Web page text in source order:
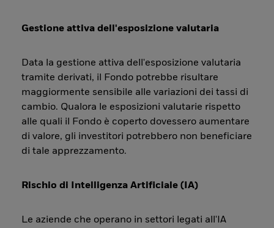
Gestione attiva dell'esposizione valutaria
Data la gestione attiva dell'esposizione valutaria
tramite derivati, il Fondo potrebbe risultare
maggiormente sensibile alle variazioni dei tassi di
cambio. Qualora le esposizioni valutarie rispetto
alle quali il Fondo è coperto dovessero aumentare
di valore, gli investitori potrebbero non beneficiare
di tale apprezzamento.
Rischio di Intelligenza Artificiale (IA)
Le aziende che operano in settori legati all'IA